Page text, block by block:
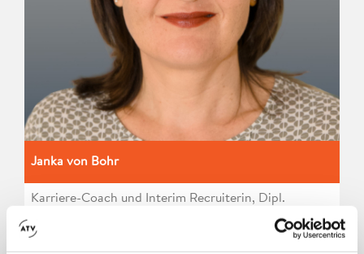
Janka von Bohr
Karriere-Coach und Interim Recruiterin, Dipl.
Beraterin, Gestalttherapeutin und Heilpraktikerin für